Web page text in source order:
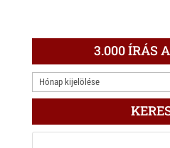
3.000 ÍRÁS
3.000
ÍRÁS
BLOGON